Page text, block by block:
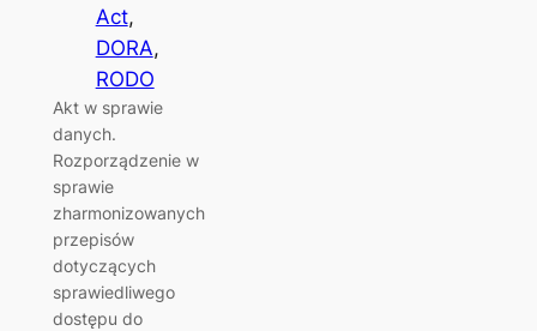
Act
DORA
RODO
Akt w sprawie
danych.
Rozporządzenie w
sprawie
zharmonizowanych
przepisów
dotyczących
sprawiedliwego
dostępu do